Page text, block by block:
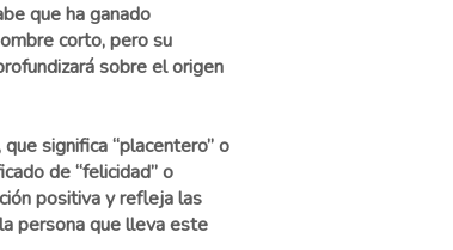
que ha ganado
corto, pero su
sobre el origen
significa “placentero” o
de “felicidad” o
positiva y refleja las
persona que lleva este